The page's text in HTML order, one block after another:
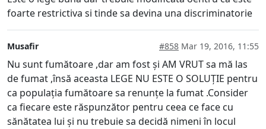
foarte restrictiva si tinde sa devina una discriminatorie
Musafir #858 Mar 19, 2016, 11:55
Nu sunt fumătoare ,dar am fost și AM VRUT sa mă las
de fumat ,însă aceasta LEGE NU ESTE O SOLUȚIE pentru
ca populația fumătoare sa renunțe la fumat .Consider
ca fiecare este răspunzător pentru ceea ce face cu
sănătatea lui și nu trebuie sa decidă nimeni în locul